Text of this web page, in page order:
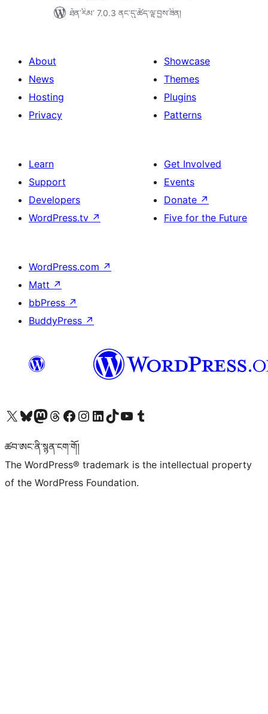
ཐོན་རིམ་ 7.0.3 ནང་དུ་ཚོད་ལྟ་བྱས་ཟིན།
About
News
Hosting
Privacy
Showcase
Themes
Plugins
Patterns
Learn
Support
Developers
WordPress.tv ↗
Get Involved
Events
Donate ↗
Five for the Future
WordPress.com ↗
Matt ↗
bbPress ↗
BuddyPress ↗
Visit our X (formerly Twitter) account
Visit our Bluesky account
Visit our Mastodon account
Visit our Threads account
Visit our Facebook page
Visit our Instagram account
Visit our LinkedIn account
Visit our TikTok account
Visit our YouTube channel
Visit our Tumblr account
ཚབ་ཨང་ནི་སྙན་ངག་གོ།
The WordPress® trademark is the intellectual property
of the WordPress Foundation.